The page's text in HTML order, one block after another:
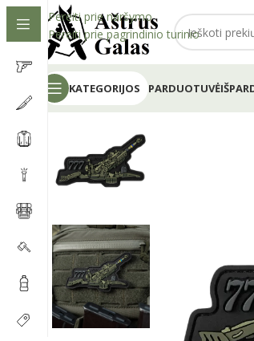
Pereiti prie naršymo
Pereiti prie pagrindinio turinio
KATEGORIJOS PARDUOTUVĖ